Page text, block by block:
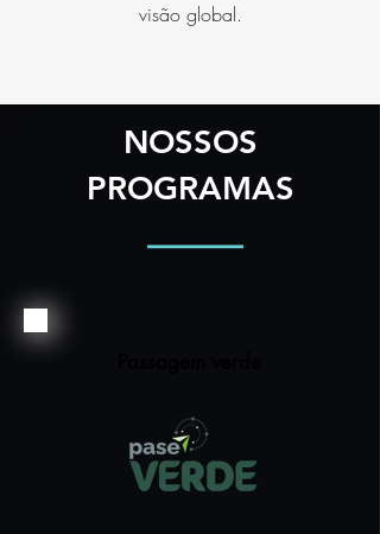
visão global.
NOSSOS
PROGRAMAS